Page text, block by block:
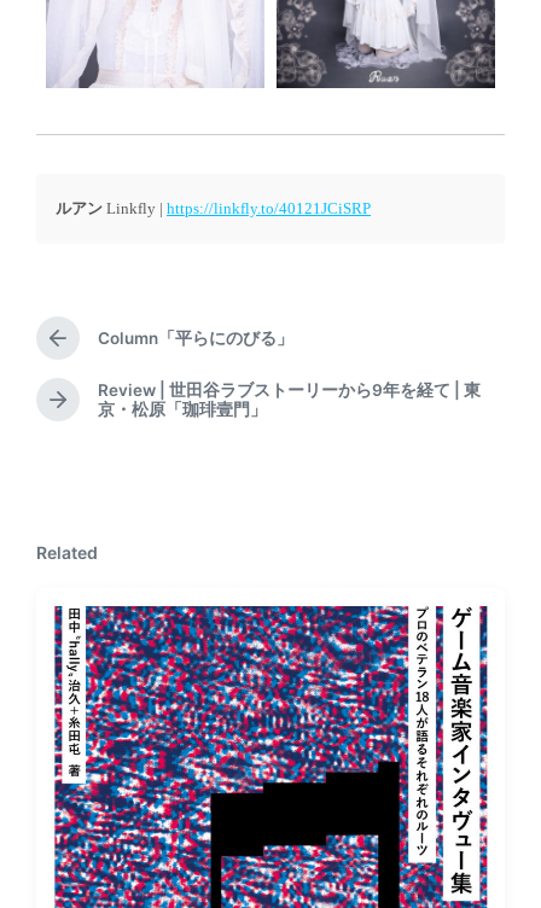
ルアン Linkfly | https://linkfly.to/40121JCiSRP
P
r
e
v
p
o
t
:
Column「平らにのびる」
N
s
:
Review | 世田谷ラブストーリーから9年を経て | 東
京・松原「珈琲壹門」
Related